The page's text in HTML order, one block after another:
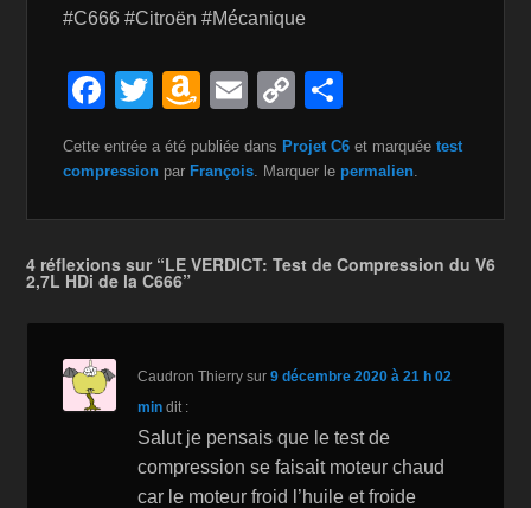
#C666 #Citroën #Mécanique
F
c
o
o
k
T
tt
A
a
n
W
h
Li
st
E
ail
C
p
n
k
ta
Cette entrée a été publiée dans Projet C6 et marquéetest
compression par François . Marquer le permalien
4 réflexions sur “LE VERDICT: Test de Compression du V6
2,7L HDi de la C666”
Caudron Thierry sur9 décembre 2020 à 21 h 02
min dit :
Salut je pensais que le test de
compression se faisait moteur chaud
car le moteur froid l’huile et froide